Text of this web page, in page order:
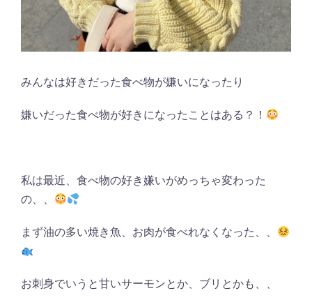
みんなは好きだった食べ物が嫌いになったり
嫌いだった食べ物が好きになったことはある？！
私は最近、食べ物の好き嫌いがめっちゃ変わった
の、、
まず油の多い焼き魚、お肉が食べれなくなった、、
お刺身でいうと甘いサーモンとか、ブリとかも、、